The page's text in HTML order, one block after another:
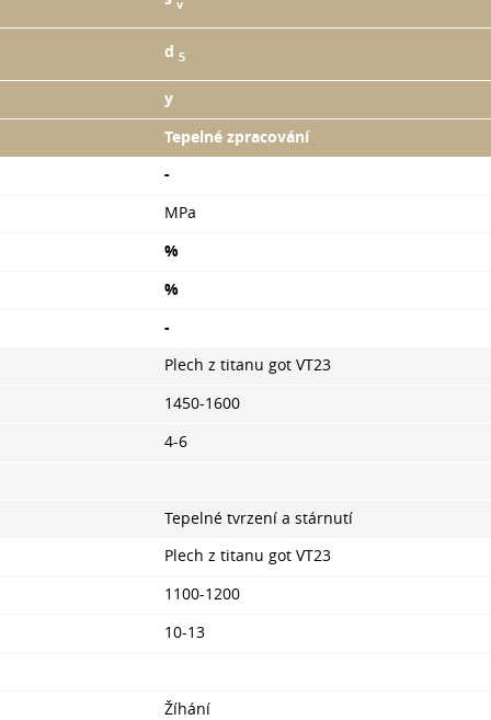
v
d 5
y
Tepelné zpracování
-
MPa
%
%
-
Plech z titanu got VТ23
1450-1600
4-6
Tepelné tvrzení a stárnutí
Plech z titanu got VТ23
1100-1200
10-13
Žíhání